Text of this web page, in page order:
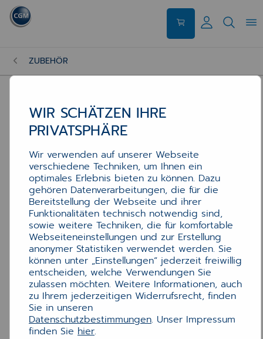
ZUBEHÖR
WIR SCHÄTZEN IHRE
PRIVATSPHÄRE
Wir verwenden auf unserer Webseite
verschiedene Techniken, um Ihnen ein
optimales Erlebnis bieten zu können. Dazu
gehören Datenverarbeitungen, die für die
Bereitstellung der Webseite und ihrer
Funktionalitäten technisch notwendig sind,
sowie weitere Techniken, die für komfortable
Webseiteneinstellungen und zur Erstellung
anonymer Statistiken verwendet werden. Sie
können unter „Einstellungen“ jederzeit freiwillig
entscheiden, welche Verwendungen Sie
zulassen möchten. Weitere Informationen, auch
zu Ihrem jederzeitigen Widerrufsrecht, finden
Sie in unseren
Datenschutzbestimmungen. Unser Impressum
finden Sie hier.